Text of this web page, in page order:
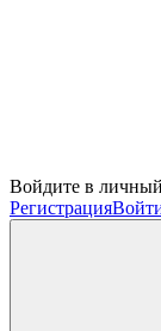
Войдите в личный
Регистрация